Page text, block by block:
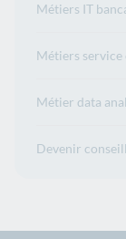
Métiers IT
Métiers
Métier data
Devenir